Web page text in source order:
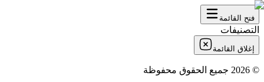
فتح القائمة
التصنيفات
إغلاق القائمة
©
2026 جميع الحقوق محفوظة